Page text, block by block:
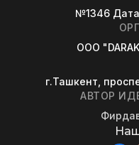
№1346
OOO
г.Ташкент,
АВТОР